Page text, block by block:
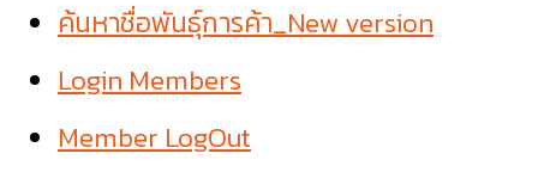
ค้นหาชื่อพันธุ์การค้า_New version
Login Members
Member LogOut